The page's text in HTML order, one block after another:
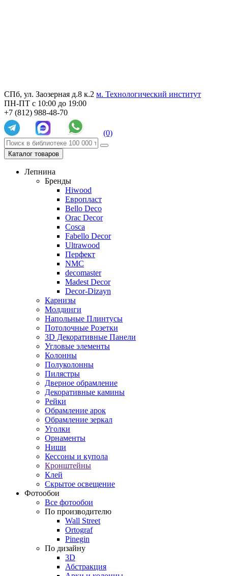
СПб, ул. Заозерная д.8 к.2 м. Технологический институт
ПН-ПТ с 10:00 до 19:00
+7 (812) 988-48-70
(0)
Каталог товаров
Лепнина
Бренды
Hiwood
Европласт
Bello Deco
Orac Decor
Cosca
Fabello Decor
Ultrawood
Перфект
NMC
decomaster
Madest Decor
Decor-Dizayn
Карнизы
Молдинги
Напольные Плинтусы
Потолочные Розетки
3D Декоративные Панели
Угловые элементы
Колонны
Полуколонны
Пилястры
Дверное обрамление
Декоративные камины
Рейки
Обрамление арок
Обрамление зеркал
Уголки
Орнаменты
Ниши
Кессоны и купола
Кронштейны
Клей
Скрытое освещение
Фотообои
Все фотообои
По производителю
Wall Street
Ortograf
Pinegin
По дизайну
3D
Абстракция